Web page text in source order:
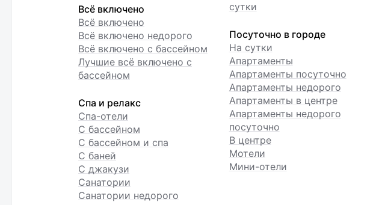
Всё включено
Всё включено
Всё включено недорого
Всё включено с бассейном
Лучшие всё включено с
бассейном
Спа и релакс
Спа-отели
С бассейном
С бассейном и спа
С баней
С джакузи
Санатории
Санатории недорого
сутки
Посуточно в городе
На сутки
Апартаменты
Апартаменты посуточно
Апартаменты недорого
Апартаменты в центре
Апартаменты недорого
посуточно
В центре
Мотели
Мини-отели